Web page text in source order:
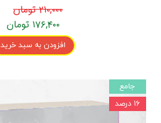
۲۱۰,۰۰۰ تومان
۱۷۶,۴۰۰ تومان
افزودن به سبد خرید
جامع
۱۶ درصد